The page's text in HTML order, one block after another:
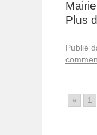
Plus
Publié
« 1